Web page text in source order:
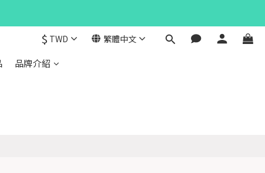
$ TWD 繁體中文
品牌介紹